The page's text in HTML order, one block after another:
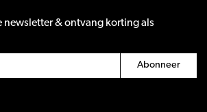
newsletter & ontvang korting als
Abonneer